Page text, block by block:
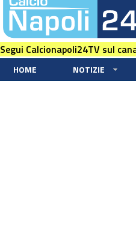
Segui Calcionapoli24TV sul
HOME NOTIZIE